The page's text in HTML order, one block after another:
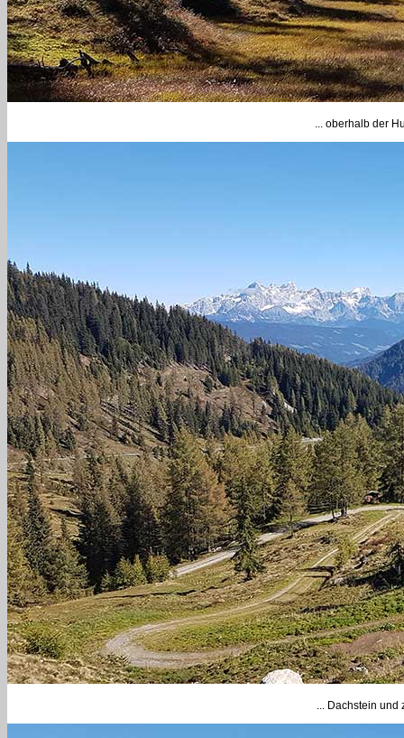
... oberhalb der
... Dachstein und